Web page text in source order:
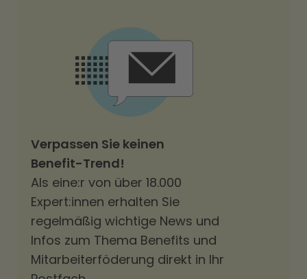
Verpassen Sie keinen
Benefit-Trend!
Als eine:r von über 18.000
Expert:innen erhalten Sie
regelmäßig wichtige News und
Infos zum Thema Benefits und
Mitarbeiterföderung direkt in Ihr